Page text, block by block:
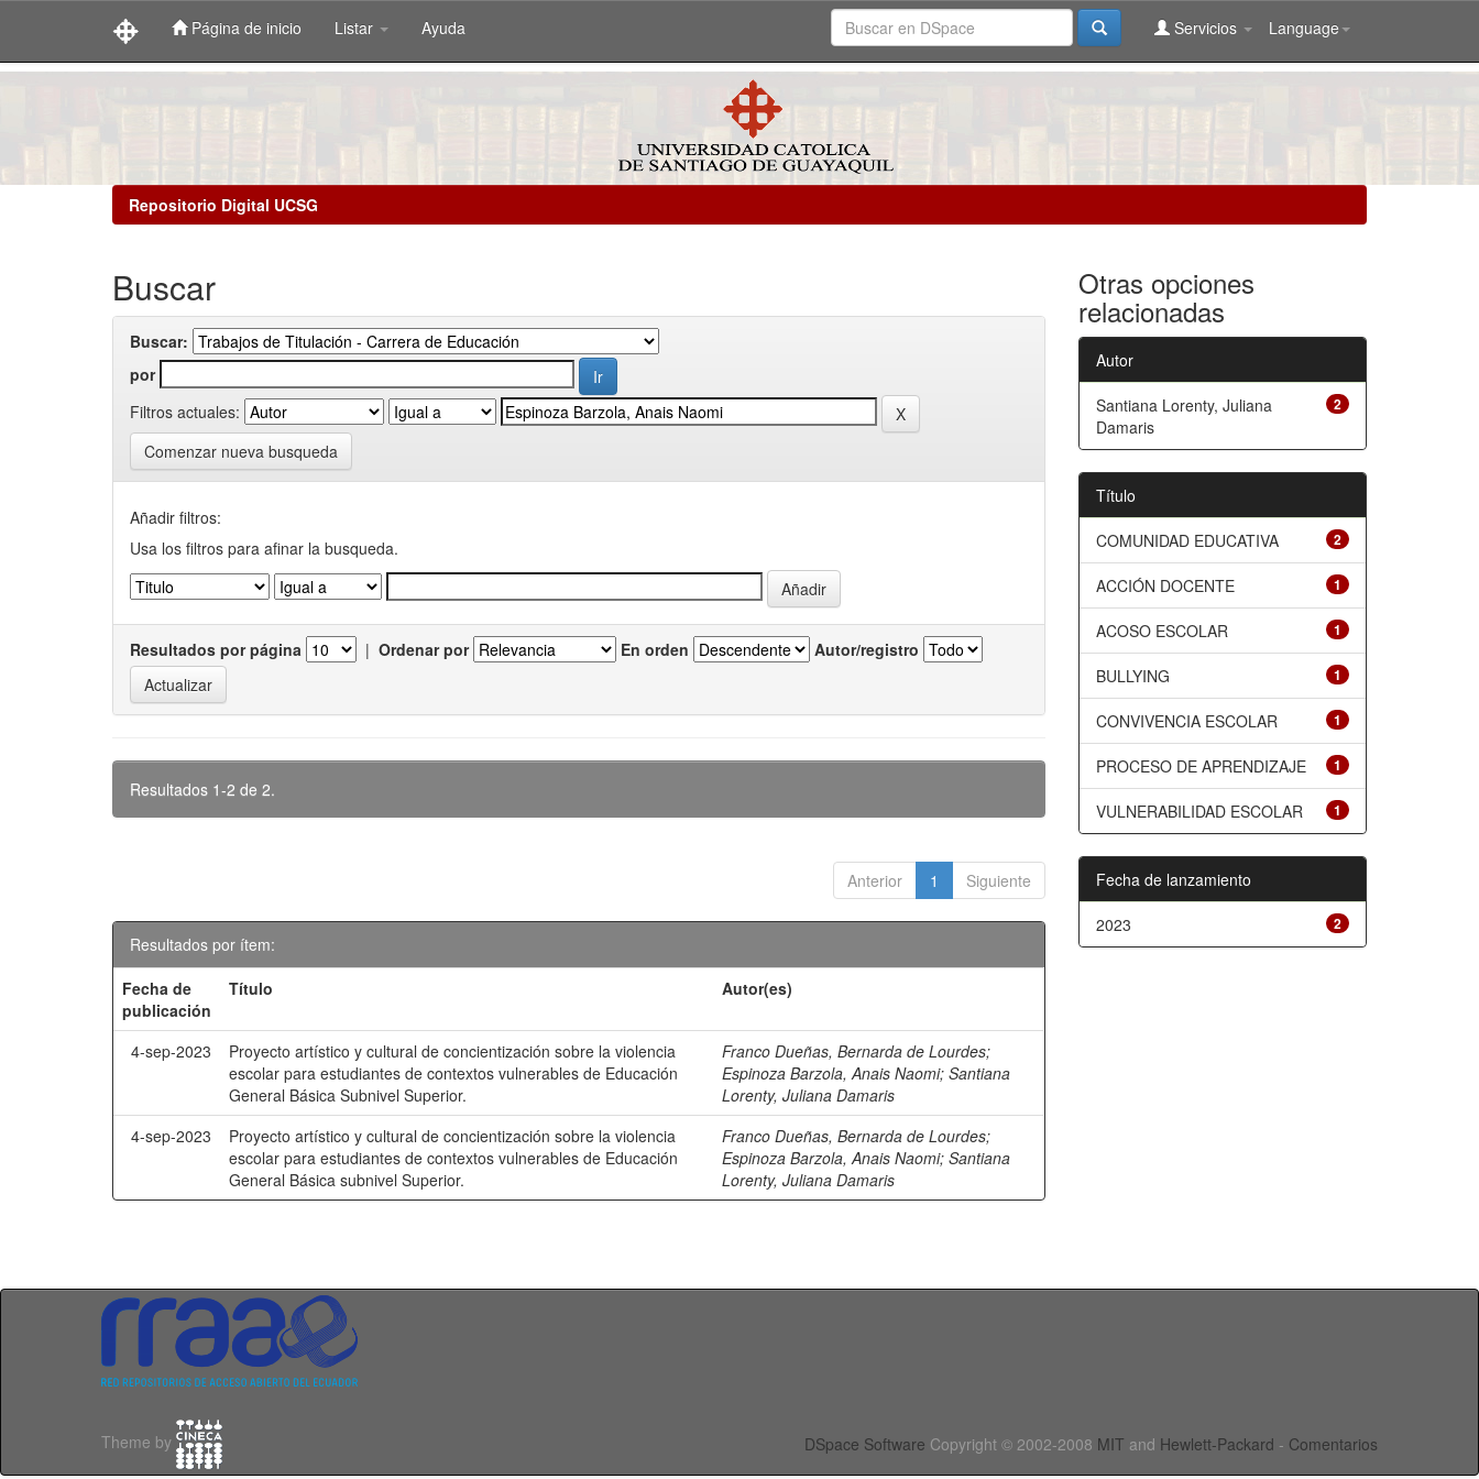
Página de inicio Listar Ayuda Language
Servicios
Repositorio Digital UCSG
Buscar
Buscar:
por
Filtros actuales:
Comenzar nueva busqueda
Añadir filtros:
Usa los filtros para afinar la busqueda.
Resultados por página | Ordenar por En orden Autor/registro
Resultados 1-2 de 2.
Anterior 1 Siguiente
Resultados por ítem:
Fecha de
publicación
Título Autor(es)
4-sep-2023
Proyecto artístico y cultural de concientización sobre la violencia
escolar para estudiantes de contextos vulnerables de Educación
General Básica Subnivel Superior.
Franco Dueñas, Bernarda de Lourdes;
Espinoza Barzola, Anais Naomi;Santiana
Lorenty, Juliana Damaris
4-sep-2023
Proyecto artístico y cultural de concientización sobre la violencia
escolar para estudiantes de contextos vulnerables de Educación
General Básica subnivel Superior.
Franco Dueñas, Bernarda de Lourdes;
Espinoza Barzola, Anais Naomi;Santiana
Lorenty, Juliana Damaris
Otras opciones
relacionadas
Autor
2
Santiana Lorenty, Juliana
Damaris
Título
2
COMUNIDAD EDUCATIVA
1
ACCIÓN DOCENTE
1
ACOSO ESCOLAR
1
BULLYING
1
CONVIVENCIA ESCOLAR
1
PROCESO DE APRENDIZAJE
1
VULNERABILIDAD ESCOLAR
Fecha de lanzamiento
2
2023
Theme by DSpace Software Copyright © 2002-2008 MIT and Hewlett-Packard - Comentarios